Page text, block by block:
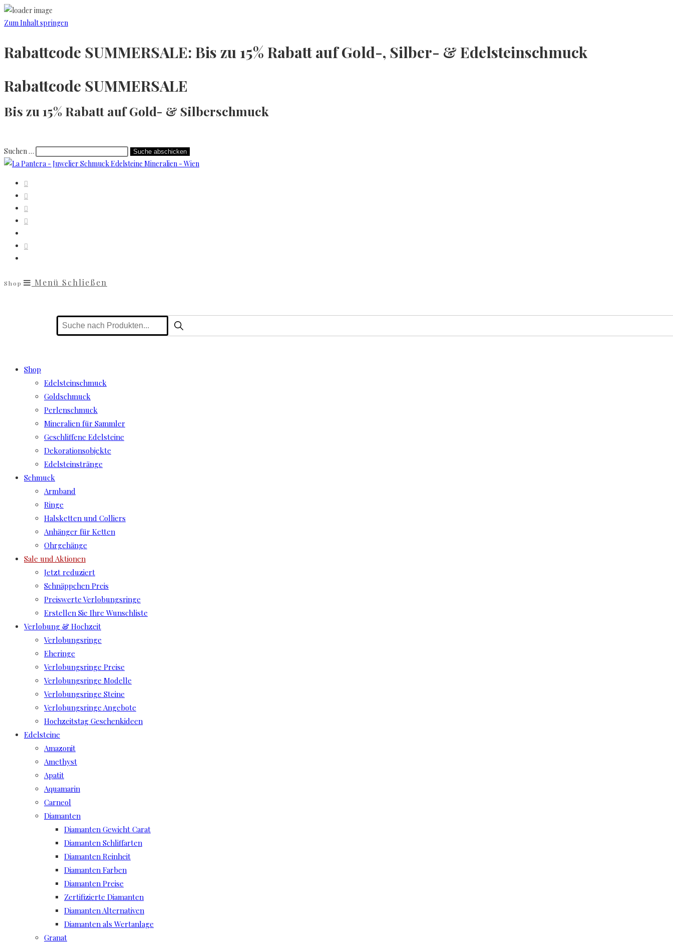
Zum Inhalt springen
Rabattcode SUMMERSALE: Bis zu 15% Rabatt auf Gold-, Silber- & Edelsteinschmuck
Rabattcode SUMMERSALE
Bis zu 15% Rabatt auf Gold- & Silberschmuck
Suchen … Suche abschicken
Shop Menü Schließen
Shop
Edelsteinschmuck
Goldschmuck
Perlenschmuck
Mineralien für Sammler
Geschliffene Edelsteine
Dekorationsobjekte
Edelsteinstränge
Schmuck
Armband
Ringe
Halsketten und Colliers
Anhänger für Ketten
Ohrgehänge
Sale und Aktionen
Jetzt reduziert
Schnäppchen Preis
Preiswerte Verlobungsringe
Erstellen Sie Ihre Wunschliste
Verlobung & Hochzeit
Verlobungsringe
Eheringe
Verlobungsringe Preise
Verlobungsringe Modelle
Verlobungsringe Steine
Verlobungsringe Angebote
Hochzeitstag Geschenkideen
Edelsteine
Amazonit
Amethyst
Apatit
Aquamarin
Carneol
Diamanten
Diamanten Gewicht Carat
Diamanten Schliffarten
Diamanten Reinheit
Diamanten Farben
Diamanten Preise
Zertifizierte Diamanten
Diamanten Alternativen
Diamanten als Wertanlage
Granat